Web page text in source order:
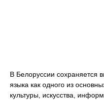
В Белоруссии сохраняется
языка как одного из
культуры, искусства,